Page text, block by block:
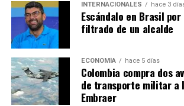
INTERNACIONALES hace 3
Escándalo en Brasil
filtrado de un alcalde
ECONOMÍA hace 5 días
Colombia compra dos
de transporte militar a
Embraer